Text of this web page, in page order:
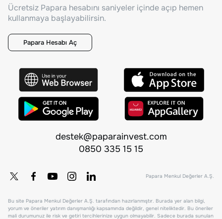
Ücretsiz Papara hesabını saniyeler içinde açıp hemen
kullanmaya başlayabilirsin.
Papara Hesabı Aç
destek@paparainvest.com
0850 335 15 15
Papara Menkul Değerler A.Ş.
Bu site Papara Menkul Değerler A.Ş. tarafından hazırlanmıştır. Burada yer alan bilgi,
yorum ve öneriler yatırım danışmanlığı kapsamında değildir, genel niteliktedir. Bu öneriler
mali durumunuz ile risk ve getiri tercihlerinize uygun olmayabilir. Sadece burada sunulan